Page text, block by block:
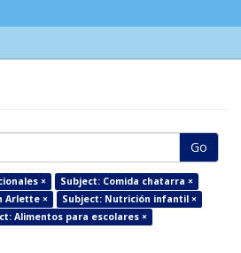
Go
×
Subject: Comida chatarra ×
Arlette ×
Subject: Nutrición infantil ×
Alimentos para escolares ×